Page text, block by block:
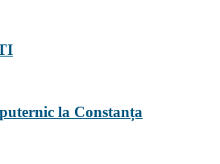
la Constanța